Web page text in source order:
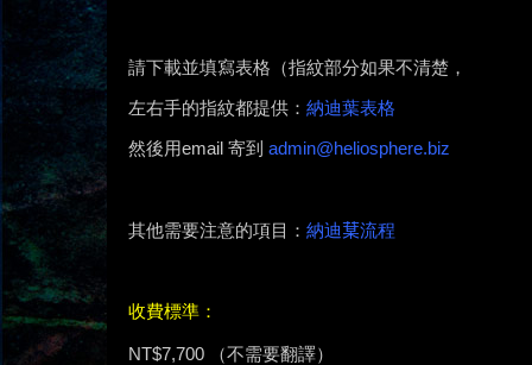
請下載並填寫表格（指紋部分如果不清楚，
左右手的指紋都提供： 納迪葉表格
然後用email 寄到 admin@heliosphere.biz
其他需要注意的項目： 納迪𦳑流程
收費標準：
NT$7,700 （不需要翻譯）